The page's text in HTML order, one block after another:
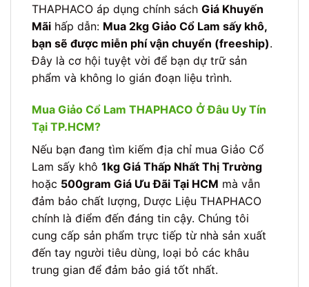
THAPHACO áp dụng chính sách Giá Khuyến
Mãi hấp dẫn: Mua 2kg Giảo Cổ Lam sấy khô,
bạn sẽ được miễn phí vận chuyển (freeship).
Đây là cơ hội tuyệt vời để bạn dự trữ sản
phẩm và không lo gián đoạn liệu trình.
Mua Giảo Cổ Lam THAPHACO Ở Đâu Uy Tín
Tại TP.HCM?
Nếu bạn đang tìm kiếm địa chỉ mua Giảo Cổ
Lam sấy khô 1kg Giá Thấp Nhất Thị Trường
hoặc 500gram Giá Ưu Đãi Tại HCM mà vẫn
đảm bảo chất lượng, Dược Liệu THAPHACO
chính là điểm đến đáng tin cậy. Chúng tôi
cung cấp sản phẩm trực tiếp từ nhà sản xuất
đến tay người tiêu dùng, loại bỏ các khâu
trung gian để đảm bảo giá tốt nhất.